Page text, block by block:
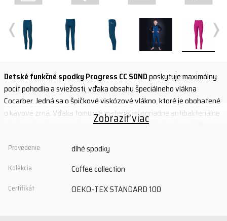
‹ ›
Detské funkčné spodky Progress CC SDNDposkytuje maximálny
pocit pohodlia a sviežosti, vďaka obsahu špeciálneho vlákna
Cocarber. Jedná sa o špičkové viskózové vlákno, ktoré je obohatené
o kávové zrná. Vďaka tomu má materiál mimoriadne antibakteriálne
vlastnosti, nekompromisne absorbuje a neutralizuje zápach. Na
výroba šetrná k životnému prostrediu. Materiál tiež poskytuje
UV žiareniu.
- maximálny pocit pohodlia, sviežosti a vysoká tepelná izolácia v
Zobraziť viac
Provedenie dlhé spodky
Kolekcia Coffee collection
Certifikát OEKO-TEX STANDARD 100